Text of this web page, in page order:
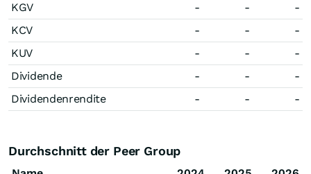
KGV
- -
-
KCV
- -
-
KUV
- -
-
Dividende
- -
-
Dividendenrendite
- - -
Durchschnitt der Peer Group